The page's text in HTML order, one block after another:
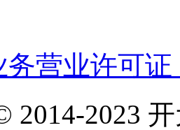
营业许可证
2014-2023